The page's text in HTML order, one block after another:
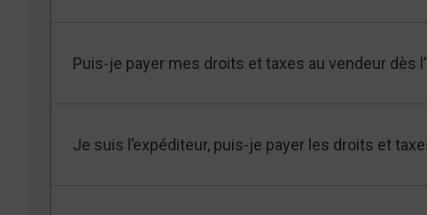
Puis-je payer mes droits et taxes au vendeur dès
Je suis l’expéditeur, puis-je payer les droits et